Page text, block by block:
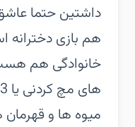
داشتین حتما
هم بازی دخترانه
خانوادگی هم
میوه ها و قهرمان